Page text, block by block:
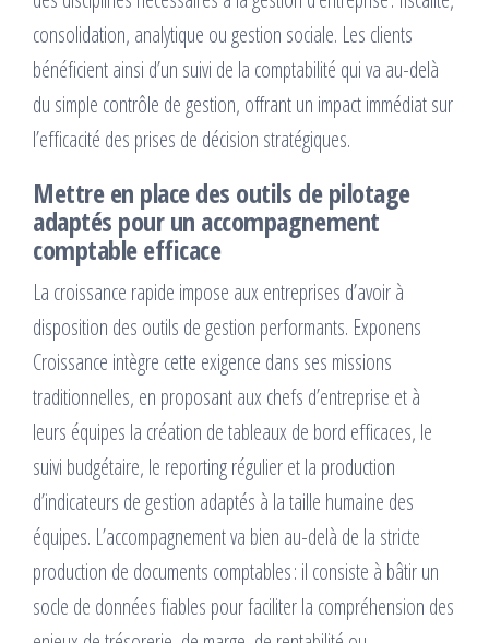
consolidation, analytique ou gestion sociale. Les clients
bénéficient ainsi d’un suivi de la comptabilité qui va au-delà
du simple contrôle de gestion, offrant un impact immédiat sur
l’efficacité des prises de décision stratégiques.
Mettre en place des outils de pilotage
adaptés pour un accompagnement
comptable efficace
La croissance rapide impose aux entreprises d’avoir à
disposition des outils de gestion performants. Exponens
Croissance intègre cette exigence dans ses missions
traditionnelles, en proposant aux chefs d’entreprise et à
leurs équipes la création de tableaux de bord efficaces, le
suivi budgétaire, le reporting régulier et la production
d’indicateurs de gestion adaptés à la taille humaine des
équipes. L’accompagnement va bien au-delà de la stricte
production de documents comptables : il consiste à bâtir un
socle de données fiables pour faciliter la compréhension des